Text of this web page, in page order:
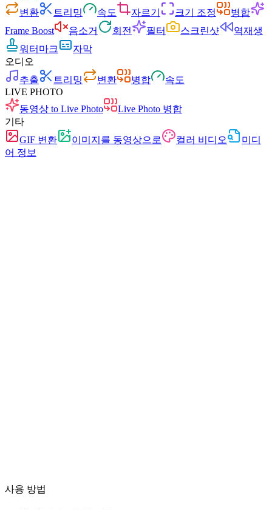
변환
트리밍 속도 자르기 크기 조정
병합
Frame Boost
음소거 회전 필터 스크린샷
역재생
워터마크
자막
오디오
추출
트리밍 변환 병합
속도
LIVE PHOTO
동영상 to Live Photo
Live Photo 병합
기타
GIF 변환
이미지를 동영상으로 컬러 비디오
미디
어 정보
사용 방법